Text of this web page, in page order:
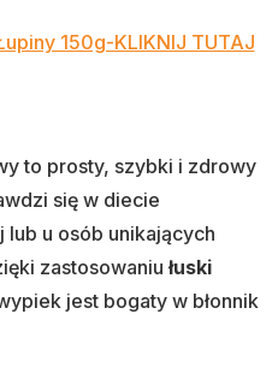
150g-KLIKNIJ TUTAJ
to prosty, szybki i zdrowy
się w diecie
u osób unikających
zastosowaniułuski
jest bogaty w błonnik